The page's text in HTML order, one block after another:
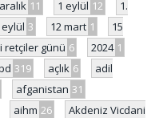
11 1 eylül 12
1.
eylül 3 12 mart 1
15
retçiler günü 6 2024 1
319 açlık 6
adil
afganistan 31
aihm 26
Akdeniz Vicdani